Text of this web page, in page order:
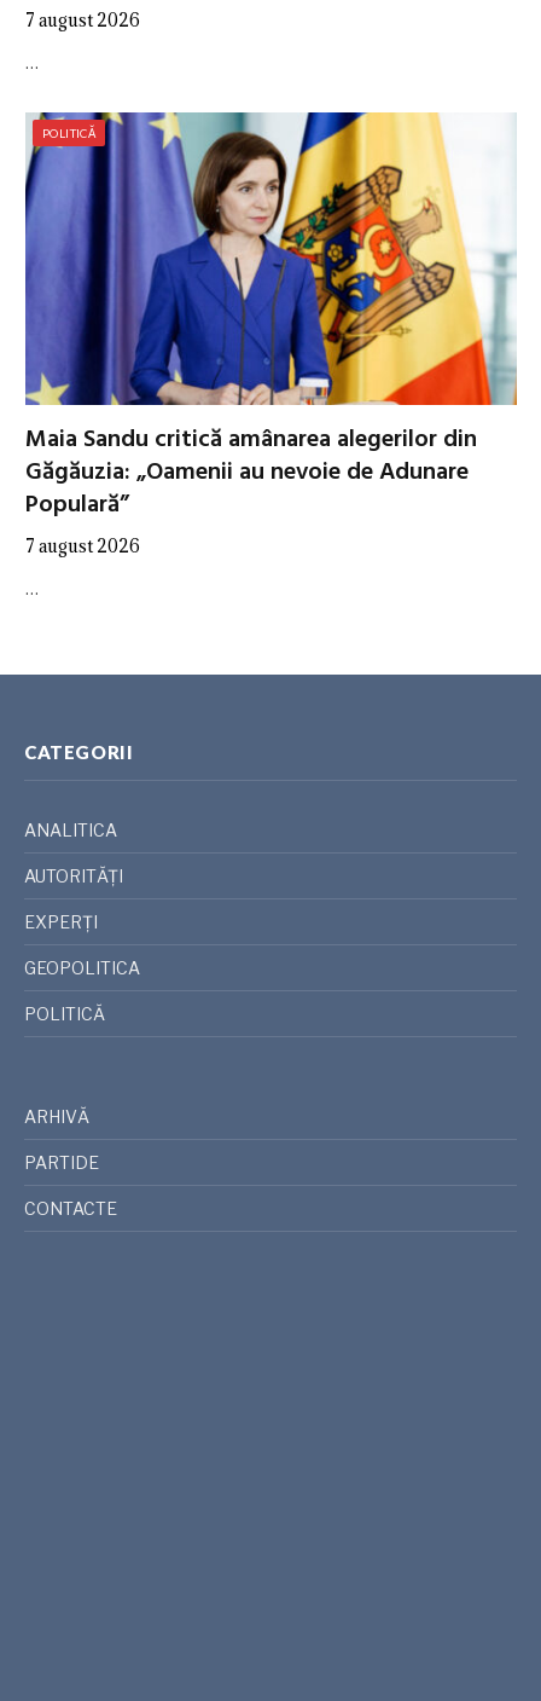
7 august 2026
…
POLITICĂ
Maia Sandu critică amânarea alegerilor din
Găgăuzia: „Oamenii au nevoie de Adunare
Populară”
7 august 2026
…
CATEGORII
ANALITICA
AUTORITĂȚI
EXPERȚI
GEOPOLITICA
POLITICĂ
ARHIVĂ
PARTIDE
CONTACTE